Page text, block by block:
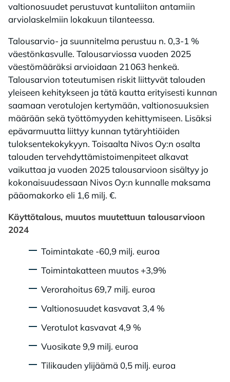
valtionosuudet perustuvat kuntaliiton antamiin
arviolaskelmiin lokakuun tilanteessa.
Talousarvio- ja suunnitelma perustuu n. 0,3-1 %
väestönkasvulle. Talousarviossa vuoden 2025
väestömääräksi arvioidaan 21 063 henkeä.
Talousarvion toteutumisen riskit liittyvät talouden
yleiseen kehitykseen ja tätä kautta erityisesti kunnan
saamaan verotulojen kertymään, valtionosuuksien
määrään sekä työttömyyden kehittymiseen. Lisäksi
epävarmuutta liittyy kunnan tytäryhtiöiden
tuloksentekokykyyn. Toisaalta Nivos Oy:n osalta
talouden tervehdyttämistoimenpiteet alkavat
vaikuttaa ja vuoden 2025 talousarvioon sisältyy jo
kokonaisuudessaan Nivos Oy:n kunnalle maksama
pääomakorko eli 1,6 milj. €.
Käyttötalous, muutos muutettuun talousarvioon
2024
Toimintakate -60,9 milj. euroa
Toimintakatteen muutos +3,9%
Verorahoitus 69,7 milj. euroa
Valtionosuudet kasvavat 3,4 %
Verotulot kasvavat 4,9 %
Vuosikate 9,9 milj. euroa
Tilikauden ylijäämä 0,5 milj. euroa